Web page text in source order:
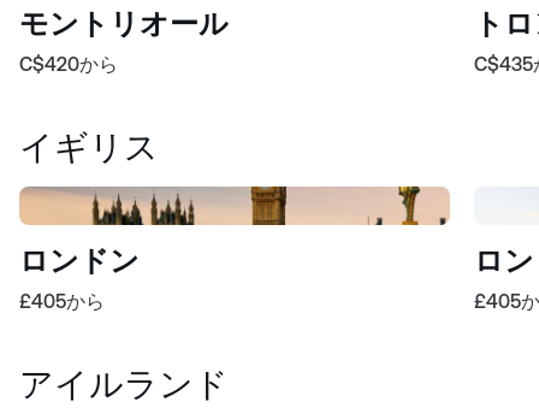
モントリオール
C$420から
ト
C$435
イギリス
ロンドン
£405から
ロ
£405
アイルランド